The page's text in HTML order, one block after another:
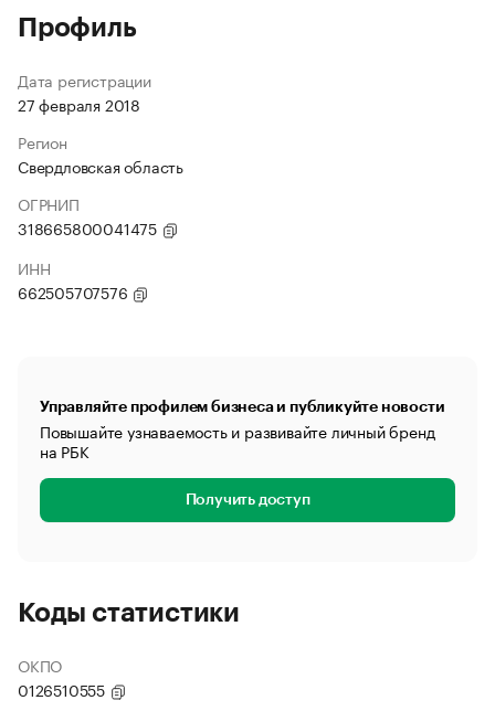
Профиль
Дата регистрации
27 февраля 2018
Регион
Свердловская область
ОГРНИП
318665800041475
ИНН
662505707576
Управляйте профилем бизнеса и публикуйте новости
Повышайте узнаваемость и развивайте личный бренд
на РБК
Получить доступ
Коды статистики
ОКПО
0126510555